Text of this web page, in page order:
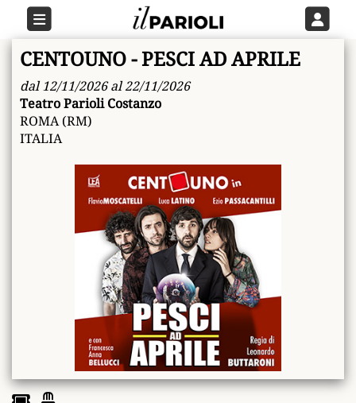
CENTOUNO - PESCI AD APRILE
dal 12/11/2026 al 22/11/2026
Teatro Parioli Costanzo
ROMA (RM)
ITALIA